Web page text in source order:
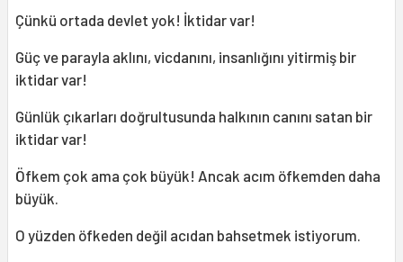
Çünkü ortada devlet yok! İktidar var!
Güç ve parayla aklını, vicdanını, insanlığını yitirmiş bir
iktidar var!
Günlük çıkarları doğrultusunda halkının canını satan bir
iktidar var!
Öfkem çok ama çok büyük! Ancak acım öfkemden daha
büyük.
O yüzden öfkeden değil acıdan bahsetmek istiyorum.